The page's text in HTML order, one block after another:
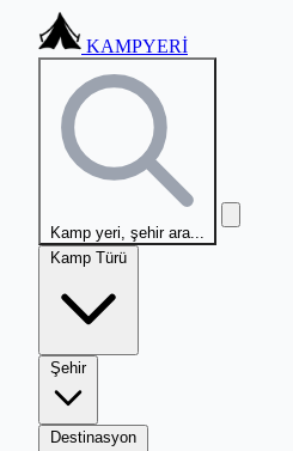
KAMPYERİ
Kamp yeri, şehir ara...
Kamp Türü
Şehir
Destinasyon